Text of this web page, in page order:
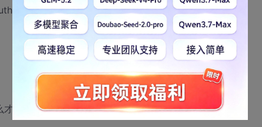
给予权限</a></td>"
才能在jquery中绑定它